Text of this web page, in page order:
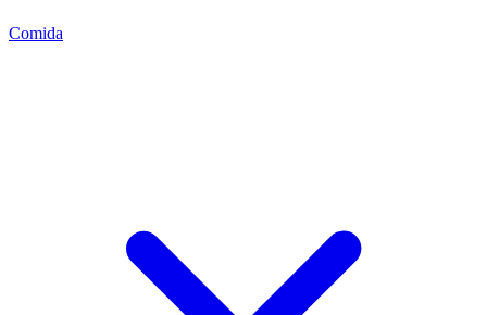
Comida